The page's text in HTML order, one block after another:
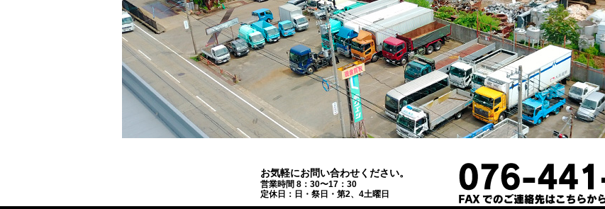
お気軽にお問い合わせください。
営業時間 8：30〜17：30
定休日：日・祭日・第2、4土曜日